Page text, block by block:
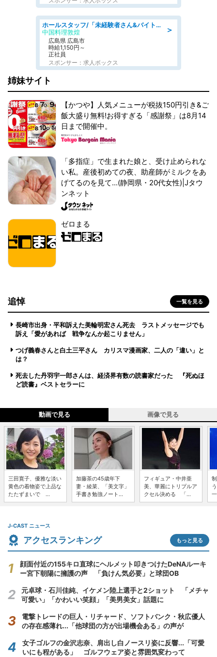
＞
ホールスタッフ/「未経験者さん&バイトデビューも大歓迎」残業ほぼなし×1日3時間〜勤務OK!フォロー体制も充実/広島県/広島市南区
中国料理敦煌
広島県 広島市
時給1,150円～
正社員
スポンサー：求人ボックス
姉妹サイト
【かつや】人気メニューが税抜150円引き&ご
飯大盛り無料!お得すぎる「感謝祭」は8月14
日まで開催中。
「多指症」で生まれた娘と、受け止められな
い私。産後初めての夜、助産師がミルクをあ
げてるのを見て...(静岡県・20代女性)|Jタウ
ンネット
ゼロまる
追悼 一覧を見る
長崎市出身・平和訴えた美輪明宏さん死去 ラストメッセージでも
訴え「愛があれば 戦争なんか起こりません」
つげ義春さんと白土三平さん カリスマ漫画家、二人の「違い」と
は？
死去した丹羽宇一郎さんは、経済界有数の読書家だった 『死ぬほ
ど読書』ベストセラーに
動画で見る 画像で見る
三田寛子、優雅な淡い
黄色の着物姿で上品な
たたずまいで ...
加藤茶の45歳年下
妻・綾菜、「美文字」
手書き勉強ノート...
フィギュア・中井亜
美、華麗にトリプルア
クセル決める 「...
J-CAST ニュース
アクセスランキング もっと見る
顔面付近の155キロ直球にヘルメット叩きつけたDeNAルーキ
ー宮下朝陽に擁護の声 「負けん気必要」と球団OB
元卓球・石川佳純、イケメン陸上選手と2ショット 「メチャ
可愛い」「かわいい笑顔」「美男美女」話題に
電撃トレードの巨人・リチャード、ソフトバンク・秋広優人
の存在感薄れ...「他球団の方が出場機会ある」の声が
女子ゴルフの金沢志奈、肩出し白ノースリ姿に反響...「可愛
いにも程がある」 ゴルフウェア姿と雰囲気変わって